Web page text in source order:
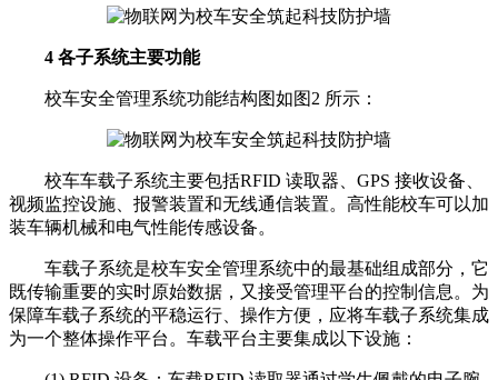
4 各子系统主要功能
校车安全管理系统功能结构图如图2 所示：
校车车载子系统主要包括RFID 读取器、GPS 接收设备、
视频监控设施、报警装置和无线通信装置。高性能校车可以加
装车辆机械和电气性能传感设备。
车载子系统是校车安全管理系统中的最基础组成部分，它
既传输重要的实时原始数据，又接受管理平台的控制信息。为
保障车载子系统的平稳运行、操作方便，应将车载子系统集成
为一个整体操作平台。车载平台主要集成以下设施：